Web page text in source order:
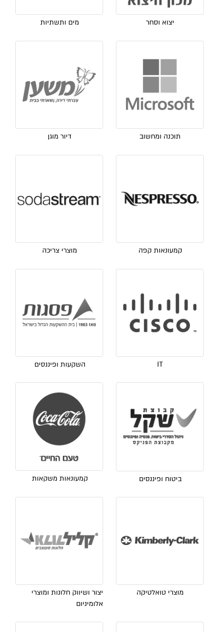
יצוא וסחר מים ותשתיות
תוכנה ומחשוב דיור מוגן
קמעונאות קפה מוצרי צריכה
IT השקעות ופיננסים
ביטוח ופיננסים קמעונאות משקאות
מוצרי טואלטיקה
יצור ושיווק חלונות ומוצרי
אלומיניום